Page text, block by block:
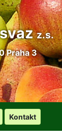
z.s.
Praha 3
Kontakt